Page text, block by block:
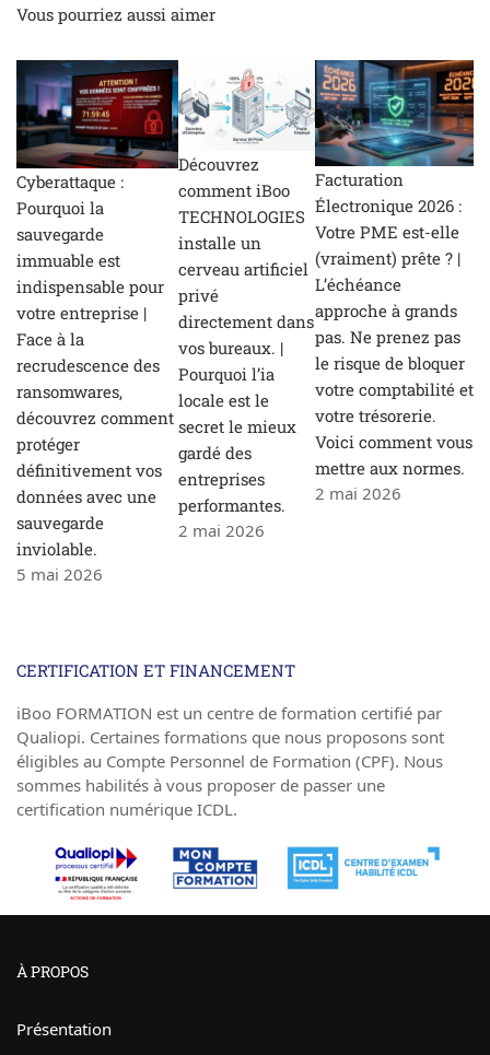
Vous pourriez aussi aimer
Cyberattaque :
Pourquoi la
sauvegarde
immuable est
indispensable pour
votre entreprise |
Face à la
recrudescence des
ransomwares,
découvrez comment
protéger
définitivement vos
données avec une
sauvegarde
inviolable.
5 mai 2026
Découvrez
comment iBoo
TECHNOLOGIES
installe un
cerveau artificiel
privé
directement dans
vos bureaux. |
Pourquoi l’ia
locale est le
secret le mieux
gardé des
entreprises
performantes.
2 mai 2026
Facturation
Électronique 2026 :
Votre PME est-elle
(vraiment) prête ? |
L’échéance
approche à grands
pas. Ne prenez pas
le risque de bloquer
votre comptabilité et
votre trésorerie.
Voici comment vous
mettre aux normes.
2 mai 2026
CERTIFICATION ET FINANCEMENT
iBoo FORMATION est un centre de formation certifié par
Qualiopi. Certaines formations que nous proposons sont
éligibles au Compte Personnel de Formation (CPF). Nous
sommes habilités à vous proposer de passer une
certification numérique ICDL.
À PROPOS
Présentation